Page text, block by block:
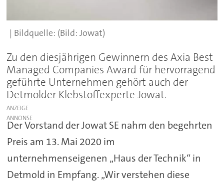
(Bild: Jowat)
Zu den diesjährigen Gewinnern des Axia Best
Managed Companies Award für hervorragend
geführte Unternehmen gehört auch der
Detmolder Klebstoffexperte Jowat.
ANZEIGE
Der Vorstand der Jowat SE nahm den begehrten
Preis am 13. Mai 2020 im
unternehmenseigenen „Haus der Technik“ in
Detmold in Empfang. „Wir verstehen diese